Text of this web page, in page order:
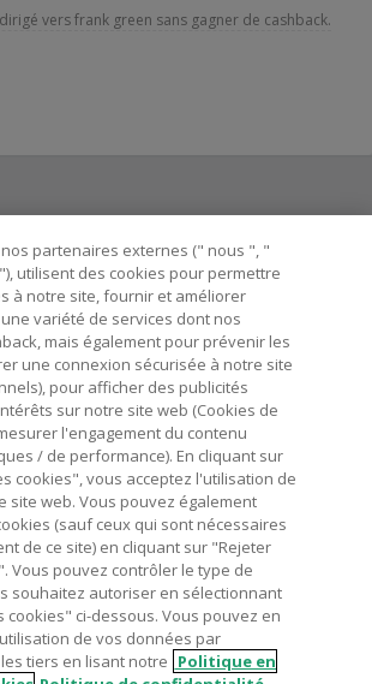
vers frank green sans gagner de cashback.
économiser
US CN JP DE AU
partenaires externes (" nous ", "
utilisent des cookies pour permettre
à notre site, fournir et améliorer
variété de services dont nos
mais également pour prévenir les
une connexion sécurisée à notre site
pour afficher des publicités
sur notre site web (Cookies de
l'engagement du contenu
/ de performance). En cliquant sur
cookies", vous acceptez l'utilisation de
site web. Vous pouvez également
(sauf ceux qui sont nécessaires
de ce site) en cliquant sur "Rejeter
Vous pouvez contrôler le type de
souhaitez autoriser en sélectionnant
cookies" ci-dessous. Vous pouvez en
de vos données par
tiers en lisant notre Politique en